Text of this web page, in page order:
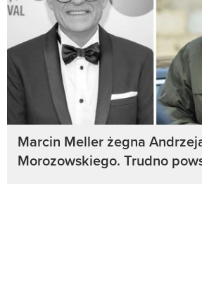
Marcin Meller żegna
Morozowskiego. Trudno